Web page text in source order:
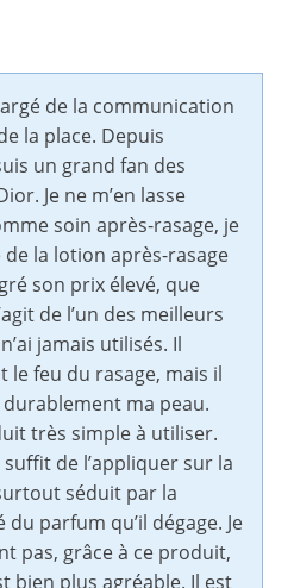
de la communication
la place. Depuis
un grand fan des
Je ne m’en lasse
soin après-rasage, je
la lotion après-rasage
son prix élevé, que
de l’un des meilleurs
jamais utilisés. Il
le feu du rasage, mais il
ma peau.
très simple à utiliser.
de l’appliquer sur la
séduit par la
parfum qu’il dégage. Je
pas, grâce à ce produit,
bien plus agréable. Il est